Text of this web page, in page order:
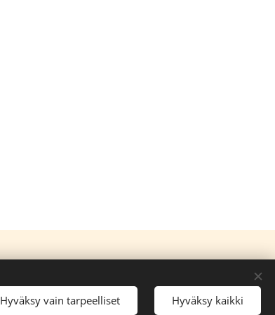
English
Suomi
Hyväksy vain tarpeelliset Hyväksy kaikki